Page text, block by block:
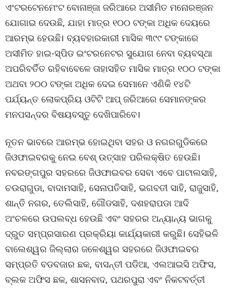
ଏଂଟରଟେନମେଂଟ ବୋନାଞ୍ଜା ଜରିଆରେ ଅସୀମିତ ମନୋରଞ୍ଜନ
ଯୋଗାଇ ଦେଉଛି, ଯାହା ମାତ୍ର ୧୦୦ ଟଙ୍କା ଅଧିକ ଦେୟରେ
ଆରମ୍ଭ ହେଉଛି। ବ୍ୟବହାରକାରୀ ମାସିକ ୩୯୯ ଟଙ୍କାରେ
ଅସୀମିତ ହାଇ-ସ୍ପିଡ ଇଂଟରନେଟର ସୁଯୋଗ ନେବା ବ୍ୟବସ୍ଥା
ଅପରିବର୍ତିତ ରହିବାବେଳେ ତାହାସହିତ ମାସିକ ମାତ୍ର ୧୦୦ ଟଙ୍କା
ଅଥବା ୨୦୦ ଟଙ୍କା ଅଧିକ ଦେଇ ସେମାନେ ଏଣିକି ୧୪ଟି
ପର୍ଯ୍ୟନ୍ତ ଲୋକପ୍ରିୟ ଓଟିଟି ଆପ୍ ଜରିଆରେ ସେମାନଙ୍କର
ମନପସନ୍ଦର ବିଷୟବସ୍ତୁ ଦେଖିପାରିବେ।
ନୂତନ ଭାବରେ ଆରମ୍ଭ ହୋଇଥିବା ସହର ଓ ନଗରଗୁଡିକରେ
ଜିଓଫାଇବରକୁ ନେଇ ବେଶ୍ ଉତ୍ସାହ ପରିଲକ୍ଷିତ ହେଉଛି।
ନବରଙ୍ଗପୁର ସହରରେ ଜିଓଫାଇବର ସେବା ଏବେ ପାଟାଲସାହି,
ଚଉରାଗୁଡା, ବାଦାମସାହି, ସେନାପତିସାହି, ଭଗବତୀ ସାହି, ରାଜୁସାହି,
ଶାନ୍ତି ନଗର, ତେଲିସାହି, ଗୌଡସାହି, ଦଶହରାପଡା ଆଦି
ଅଂଚଳରେ ଉପଲବ୍ଧ ହେଉଛି ଏବଂ ସହରର ଅନ୍ୟାନ୍ୟ ଭାଗକୁ
ଦ୍ରୁତ ସମ୍ପ୍ରସାରଣ ପ୍ରକ୍ରିୟା କାର୍ଯ୍ୟକାରୀ କରୁଛି। ସେହିଭଳି
ବାଲେଶ୍ୱର ଜିଲ୍ଲାର ଜଳେଶ୍ୱର ସହରରେ ଜିଓଫାଇବର
ସମ୍ପ୍ରତି ବଡବଜାର ଛକ, ବାସନ୍ତୀ ପଡିଆ, ଏଲଆଇସି ଅଫିସ,
ବ୍ଲକ ଅଫିସ ଛକ, ଶାସନବାଦ, ପଥରପୁରା ଏବଂ ନିକଟବର୍ତ୍ତୀ